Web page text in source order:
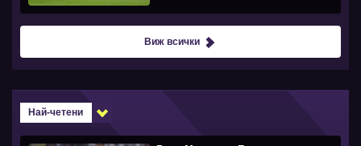
Виж всички
Най-четени